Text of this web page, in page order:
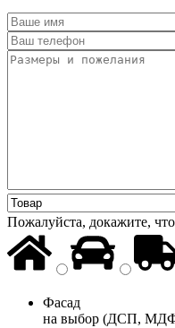
Пожалуйста, докажите,
Фасад
на выбор (ДСП,